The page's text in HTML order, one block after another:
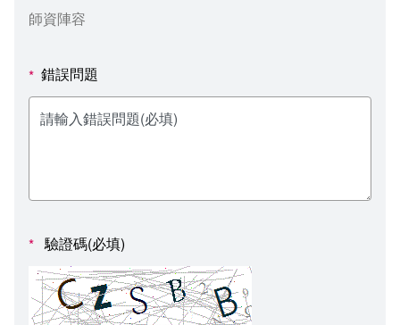
秘書處文書組
教學媒體處
電算中心
人事室
線上報修最新消息
常見問答
意見信箱
各單位意見信箱
諮詢信箱進度查詢
影音資訊
師資陣容
* 錯誤問題
* 驗證碼(必填)